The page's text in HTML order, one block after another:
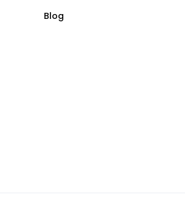
Blog